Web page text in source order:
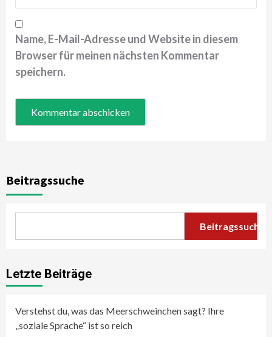
Name, E-Mail-Adresse und Website in diesem
Browser für meinen nächsten Kommentar
speichern.
Beitragssuche
Beitragssuche
Letzte Beiträge
Verstehst du, was das Meerschweinchen sagt? Ihre
„soziale Sprache“ ist so reich